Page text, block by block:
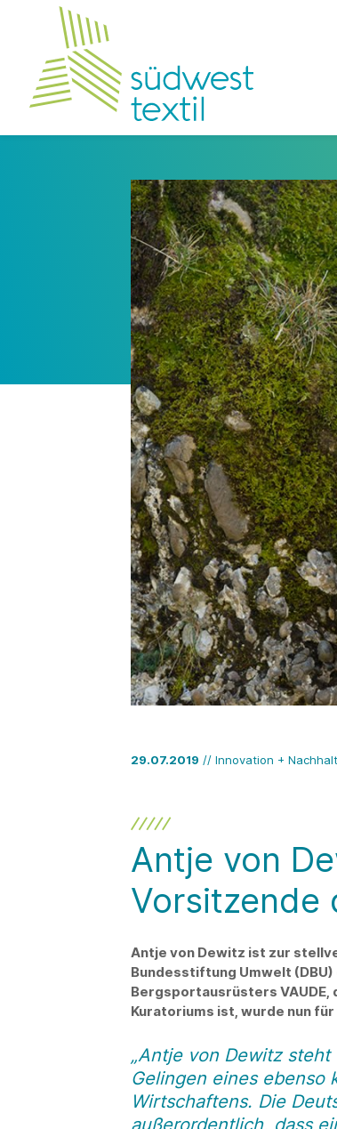
29.07.2019 // Innovation +
Antje von
Vorsitzende
Antje von Dewitz ist zur
Bundesstiftung Umwelt
Bergsportausrüsters
Kuratoriums ist, wurde nun
„Antje von Dewitz
Gelingen eines ebenso
Wirtschaftens. Die
außerordentlich, dass